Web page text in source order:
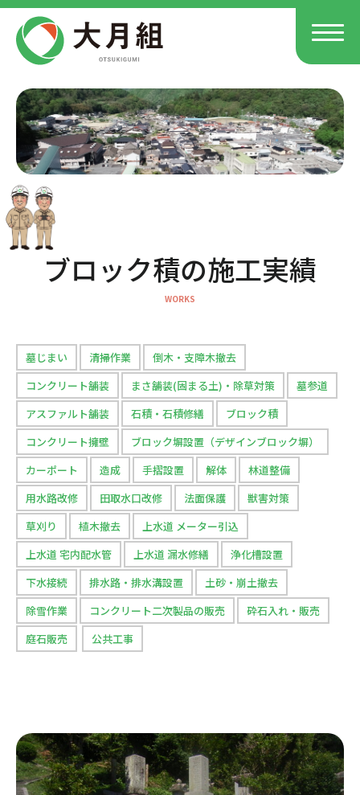
ブロック積の施工実績
墓じまい 清掃作業
倒木・支障木撤去
コンクリート舗装
まさ舗装(固まる土)・除草対策
墓参道
アスファルト舗装
石積・石積修繕
ブロック積
コンクリート擁壁
ブロック塀設置（デザインブロック塀）
カーポート
造成 手摺設置 解体
林道整備
用水路改修
田取水口改修 法面保護
獣害対策
草刈り
植木撤去
上水道 メーター引込
上水道 宅内配水管
上水道 漏水修繕
浄化槽設置
下水接続
排水路・排水溝設置
土砂・崩土撤去
除雪作業
コンクリート二次製品の販売
砕石入れ・販売
庭石販売
公共工事